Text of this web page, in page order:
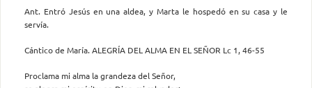
Ant. Entró Jesús en una aldea, y Marta le hospedó en su casa y le
servía.
Cántico de María. ALEGRÍA DEL ALMA EN EL SEÑOR Lc 1, 46-55
Proclama mi alma la grandeza del Señor,